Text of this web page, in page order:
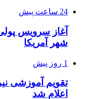
24 ساعت پیش
آغاز سرویس
شهر آمریکا
1 روز پیش
تقویم آموزشی
اعلام شد